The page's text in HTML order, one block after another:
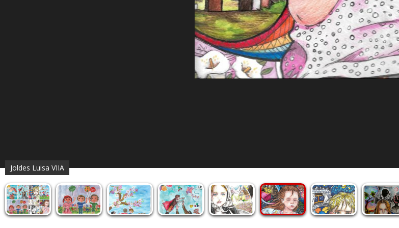
Joldes Luisa VIIA